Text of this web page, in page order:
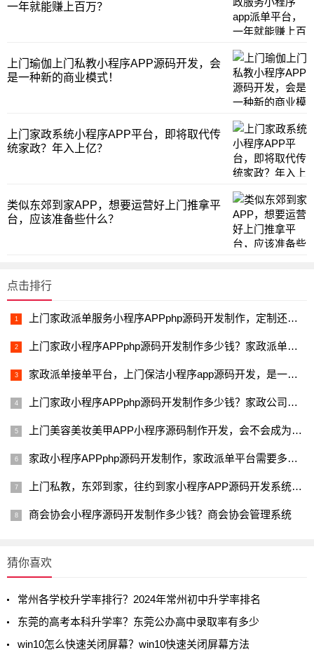
一年就能赚上百万？
上门瑜伽上门私教小程序APP源码开发，会
是一种新的商业模式！
上门家政系统小程序APP平台，即将取代传
统家政？年入上亿？
类似东郊到家APP，想要运营好上门推拿平
台，应该准备些什么？
点击排行
上门家政派单服务小程序APPphp源码开发制作，定制还是2开好？
上门家政小程序APPphp源码开发制作多少钱？家政派单接单平台源码
家政派单接单平台，上门保洁小程序app源码开发，是一个好生意？
上门家政小程序APPphp源码开发制作多少钱？家政公司接单平台源码
上门美容美妆美甲APP小程序源码制作开发，会不会成为新风口热点
家政小程序APPphp源码开发制作，家政派单平台需要多少钱启动？
上门私教，东郊到家，往约到家小程序APP源码开发系统购买需谨慎
商会协会小程序源码开发制作多少钱？商会协会管理系统
猜你喜欢
常州各学校升学率排行？2024年常州初中升学率排名
东莞的高考本科升学率？东莞公办高中录取率有多少
win10怎么快速关闭屏幕？win10快速关闭屏幕方法